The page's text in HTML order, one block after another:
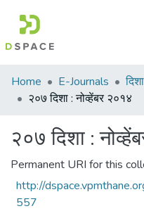
Communities
&
All of DSpace
Statistics
Home E-Journals दिशा
२०७ दिशा : नोव्हेंबर २०१४
२०७ दिशा :
Permanent URI for this
http://
557